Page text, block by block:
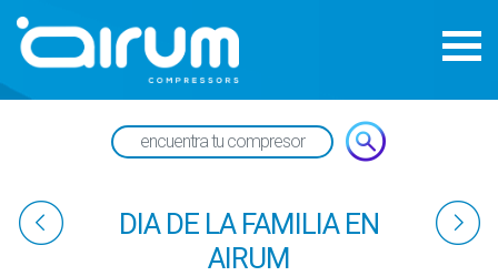
DIA DE LA FAMILIA EN
AIRUM